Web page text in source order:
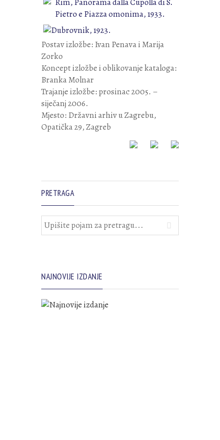
Postav izložbe: Ivan Penava i Marija
Zorko
Koncept izložbe i oblikovanje kataloga:
Branka Molnar
Trajanje izložbe: prosinac 2005. –
siječanj 2006.
Mjesto: Državni arhiv u Zagrebu,
Opatička 29, Zagreb
PRETRAGA
NAJNOVIJE IZDANJE